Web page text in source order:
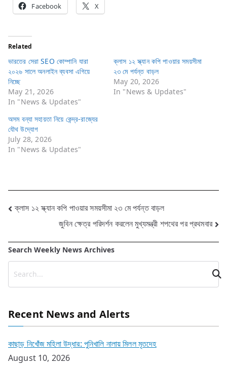
Facebook X
Related
ভারতের সেরা SEO কোম্পানি যারা
২০২৬ সালে অনলাইন ব্যবসা এগিয়ে
নিচ্ছে
May 21, 2026
In "News & Updates"
ক্লাস ১২ স্ক্যান কপি পাওয়ার সময়সীমা
২৩ মে পর্যন্ত বাড়ল
May 20, 2026
In "News & Updates"
অসম বন্যা সহায়তা নিয়ে কেন্দ্র-রাজ্যের
যৌথ উদ্যোগ
July 28, 2026
In "News & Updates"
Post
navigation
ক্লাস ১২ স্ক্যান কপি পাওয়ার সময়সীমা ২৩ মে পর্যন্ত বাড়ল
জুবিন ক্ষেত্র পরিদর্শন করলেন মুখ্যমন্ত্রী শপথের পর প্রথমবার
Search Weekly News Archives
Recent News and Alerts
কাছাড় নিখোঁজ মহিলা উদ্ধার: পুনিখালি নালায় মিলল মৃতদেহ
August 10, 2026